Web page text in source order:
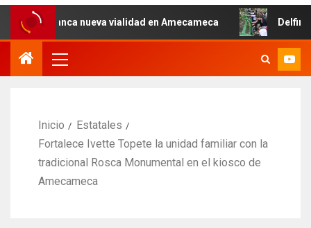
nueva vialidad en Amecameca Delfina
Inicio
Estatales
Fortalece Ivette Topete la unidad familiar con la
tradicional Rosca Monumental en el kiosco de
Amecameca